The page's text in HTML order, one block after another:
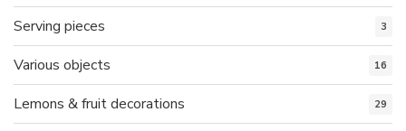
Serving pieces 3
Various objects 16
Lemons & fruit decorations 29